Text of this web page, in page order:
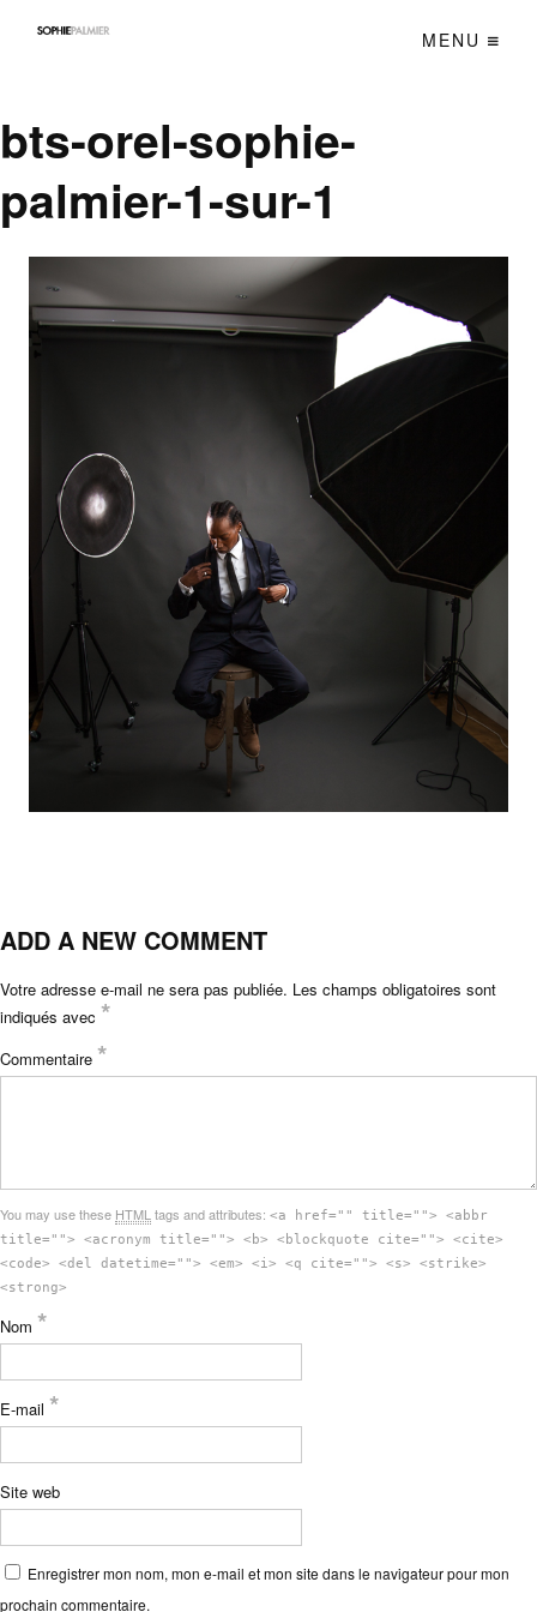
MENU
bts-orel-sophie-
palmier-1-sur-1
ADD A NEW COMMENT
Votre adresse e-mail ne sera pas publiée. Les champs obligatoires sont
indiqués avec *
Commentaire *
You may use these HTML tags and attributes: <a href="" title=""> <abbr
title=""> <acronym title=""> <b> <blockquote cite=""> <cite>
<code> <del datetime=""> <em> <i> <q cite=""> <s> <strike>
<strong>
Nom *
E-mail *
Site web
Enregistrer mon nom, mon e-mail et mon site dans le navigateur pour mon
prochain commentaire.